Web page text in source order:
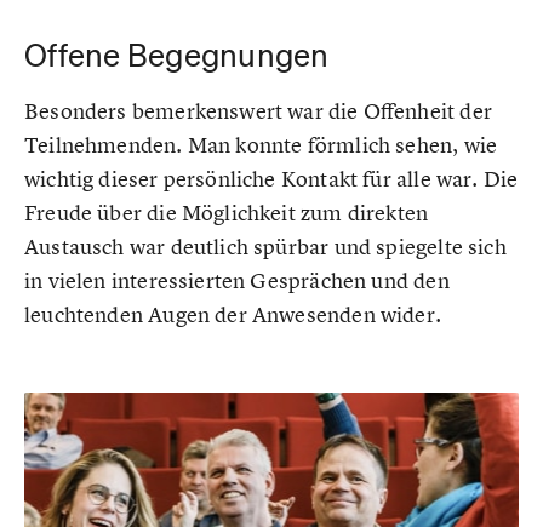
Offene Begegnungen
Besonders bemerkenswert war die Offenheit der
Teilnehmenden. Man konnte förmlich sehen, wie
wichtig dieser persönliche Kontakt für alle war. Die
Freude über die Möglichkeit zum direkten
Austausch war deutlich spürbar und spiegelte sich
in vielen interessierten Gesprächen und den
leuchtenden Augen der Anwesenden wider.